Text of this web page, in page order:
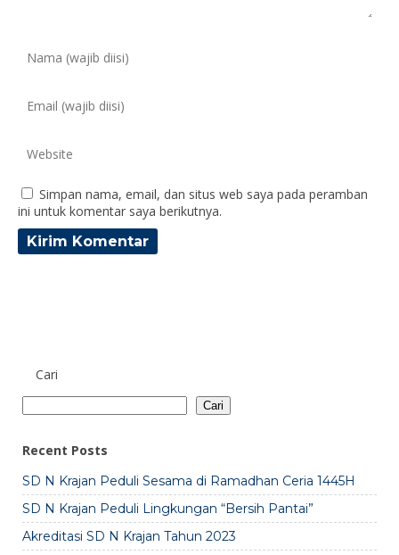
Simpan nama, email, dan situs web saya pada peramban
ini untuk komentar saya berikutnya.
Cari
Cari
Recent Posts
SD N Krajan Peduli Sesama di Ramadhan Ceria 1445H
SD N Krajan Peduli Lingkungan “Bersih Pantai”
Akreditasi SD N Krajan Tahun 2023